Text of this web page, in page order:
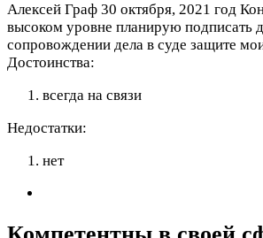
Алексей Граф 30 октября, 2021 год
высоком уровне планирую подписать
сопровождении дела в суде защите
Достоинства:
всегда на связи
Недостатки:
нет